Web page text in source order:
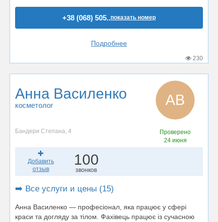
+38 (068) 505..показать номер
Подробнее
230
Анна Василенко
косметолог АВ
Бандери Степана, 4
Проверено
24 июня
Добавить
отзыв
100
звонков
➡️ Все услуги и цены (15)
Анна Василенко — професіонал, яка працює у сфері
краси та догляду за тілом. Фахівець працює із сучасною